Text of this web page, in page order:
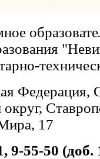
Федерация,
17
9-55-50 (доб.